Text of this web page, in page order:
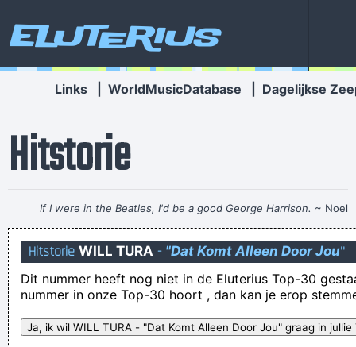
Eluterius
Links WorldMusicDatabase Dagelijkse
Hitstorie
If I were in the Beatles, I'd be a good George Harrison. ~ Noel
Gallagher
Wie met mensen om gaat als pionnen, ziet spoedig dat zijn
schaakbord leeg is...
Ik heb heel veel recept voor die hardwerkende kok
wilt u kennismaken met een OekraIense vrouw? Klik hier om
Hitstorie WILL TURA - "Dat Komt Alleen Door Jou"
Dit nummer heeft nog niet in de Eluterius Top-30
nummer in onze Top-30 hoort , dan kan je erop